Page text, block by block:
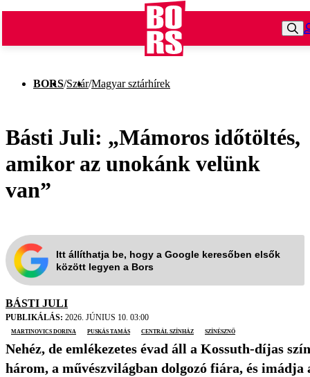
BORS/Sztár/Magyar sztárhírek
Básti Juli: „Mámoros időtöltés,
amikor az unokánk velünk
van”
Itt állíthatja be, hogy a Google keresőben elsők
között legyen a Bors
BÁSTI JULI
PUBLIKÁLÁS: 2026. JÚNIUS 10. 03:00
Martinovics Dorina
Puskás Tamás Centrál Színház színésznő
Nehéz, de emlékezetes évad áll a Kossuth-díjas
három, a művészvilágban dolgozó fiára, és